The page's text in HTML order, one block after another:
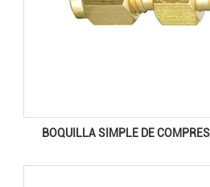
BOQUILLA SIMPLE DE